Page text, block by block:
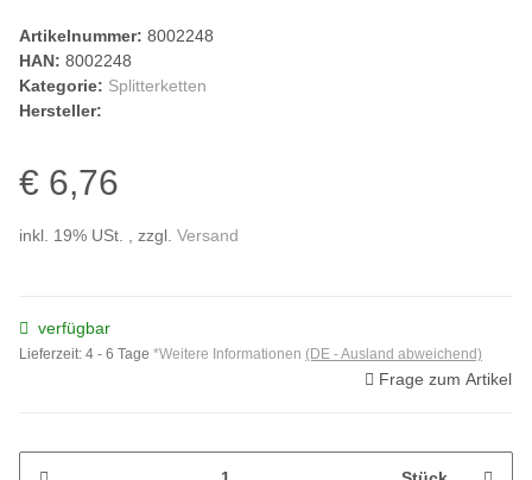
Artikelnummer: 8002248
HAN: 8002248
Kategorie: Splitterketten
Hersteller:
€ 6,76
inkl. 19% USt. , zzgl. Versand
verfügbar
Lieferzeit: 4 - 6 Tage *Weitere Informationen (DE - Ausland abweichend)
Frage zum Artikel